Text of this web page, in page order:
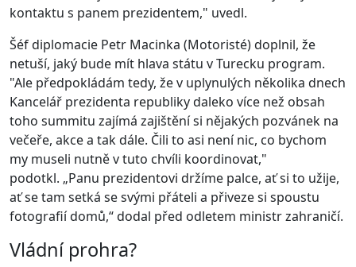
kontaktu s panem prezidentem," uvedl.
Šéf diplomacie Petr Macinka (Motoristé) doplnil, že
netuší, jaký bude mít hlava státu v Turecku program.
"Ale předpokládám tedy, že v uplynulých několika dnech
Kancelář prezidenta republiky daleko více než obsah
toho summitu zajímá zajištění si nějakých pozvánek na
večeře, akce a tak dále. Čili to asi není nic, co bychom
my museli nutně v tuto chvíli koordinovat,"
podotkl. „Panu prezidentovi držíme palce, ať si to užije,
ať se tam setká se svými přáteli a přiveze si spoustu
fotografií domů,“ dodal před odletem ministr zahraničí.
Vládní prohra?